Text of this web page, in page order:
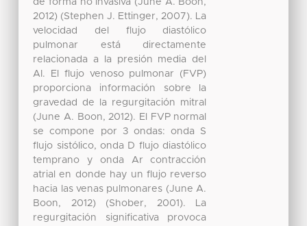
de forma no invasiva (June A. Boon,
2012) (Stephen J. Ettinger, 2007). La
velocidad del flujo diastólico
pulmonar está directamente
relacionada a la presión media del
AI. El flujo venoso pulmonar (FVP)
proporciona información sobre la
gravedad de la regurgitación mitral
(June A. Boon, 2012). El FVP normal
se compone por 3 ondas: onda S
flujo sistólico, onda D flujo diastólico
temprano y onda Ar contracción
atrial en donde hay un flujo reverso
hacia las venas pulmonares (June A.
Boon, 2012) (Shober, 2001). La
regurgitación significativa provoca